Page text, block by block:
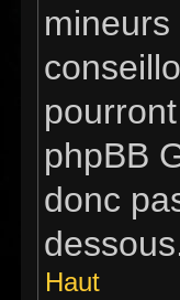
phpBB
donc
Haut